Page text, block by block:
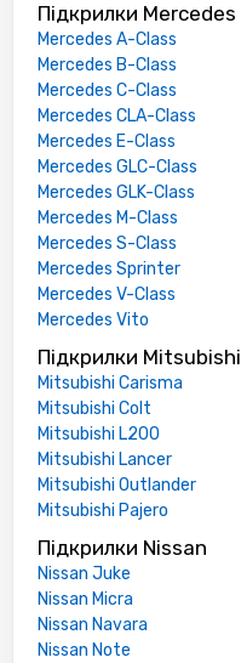
Підкрилки Mercedes
Mercedes A-Class
Mercedes B-Class
Mercedes C-Class
Mercedes CLA-Class
Mercedes E-Class
Mercedes GLC-Class
Mercedes GLK-Class
Mercedes M-Class
Mercedes S-Class
Mercedes Sprinter
Mercedes V-Class
Mercedes Vito
Підкрилки Mitsubishi
Mitsubishi Carisma
Mitsubishi Colt
Mitsubishi L200
Mitsubishi Lancer
Mitsubishi Outlander
Mitsubishi Pajero
Підкрилки Nissan
Nissan Juke
Nissan Micra
Nissan Navara
Nissan Note